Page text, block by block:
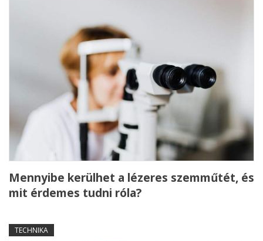
Mennyibe kerülhet a lézeres szemműtét, és
mit érdemes tudni róla?
TECHNIKA